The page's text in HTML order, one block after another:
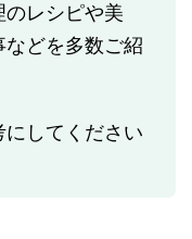
レシピや美
どを多数ご紹
してください